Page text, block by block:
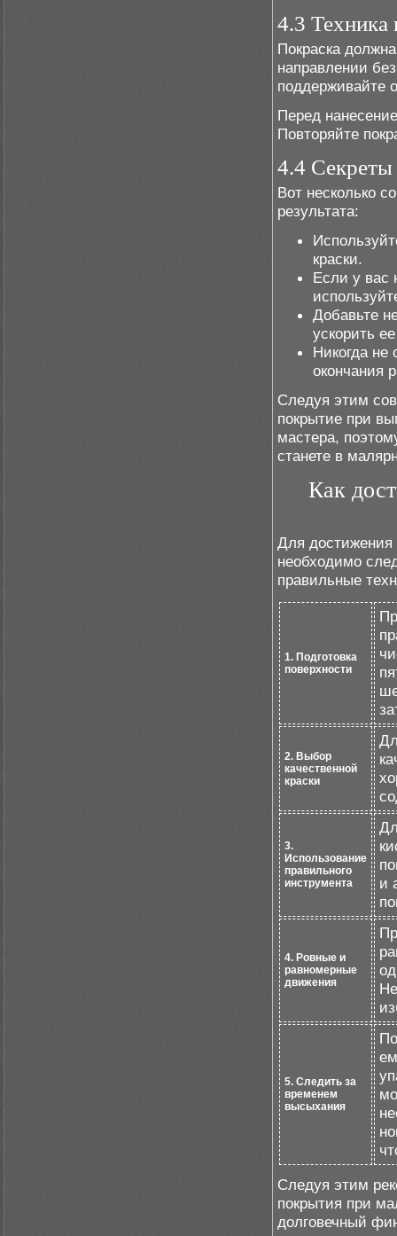
4.3 Техника
Покраска
направлении
поддерживайте
Перед
Повторяйте
4.4
Вот несколько
результата:
краски.
Если у вас
Добавьте
ускорить
Никогда не
окончания
Следуя этим
покрытие при
мастера,
станете в
Как
Для достижения
необходимо
правильные
1. Подготовка
поверхности
2. Выбор
качественной
краски
3.
Использование
правильного
инструмента
и
4. Ровные и
равномерные
движения
5. Следить за
временем
высыхания
Следуя этим
покрытия при
долговечный